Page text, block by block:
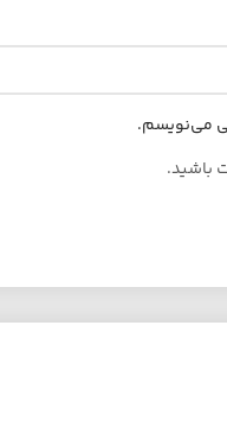
می‌نویسم.
باشید.